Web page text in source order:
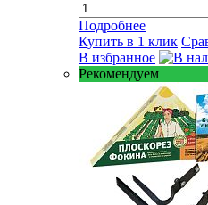
Подробнее
Купить в 1 клик
В избранное
Рекомендуем